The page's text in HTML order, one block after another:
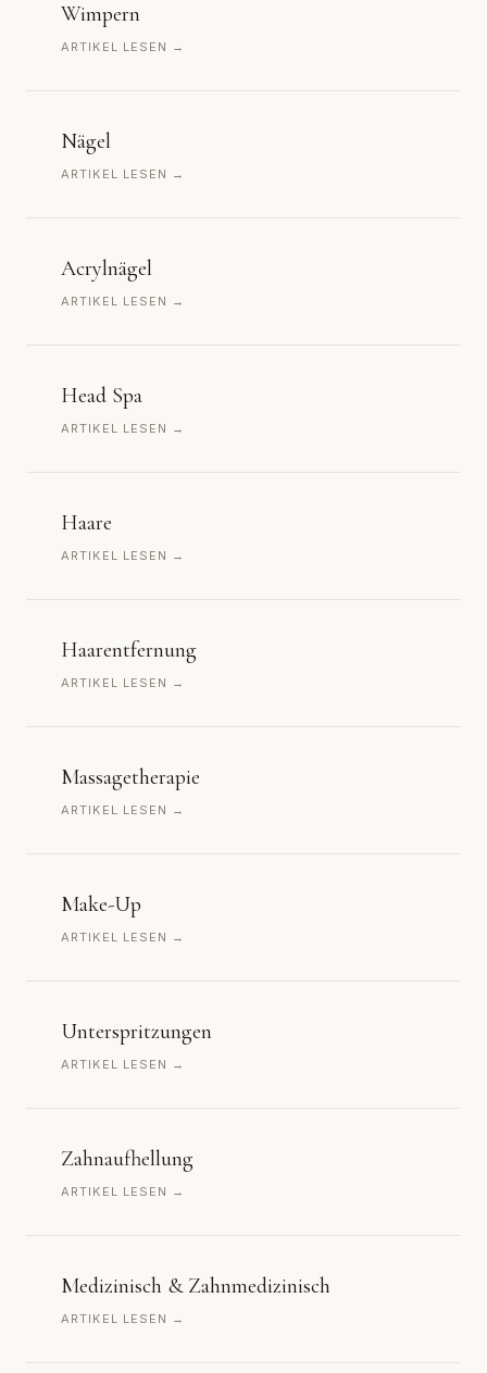
Wimpern
ARTIKEL LESEN →
Nägel
ARTIKEL LESEN →
Acrylnägel
ARTIKEL LESEN →
Head Spa
ARTIKEL LESEN →
Haare
ARTIKEL LESEN →
Haarentfernung
ARTIKEL LESEN →
Massagetherapie
ARTIKEL LESEN →
Make-Up
ARTIKEL LESEN →
Unterspritzungen
ARTIKEL LESEN →
Zahnaufhellung
ARTIKEL LESEN →
Medizinisch & Zahnmedizinisch
ARTIKEL LESEN →